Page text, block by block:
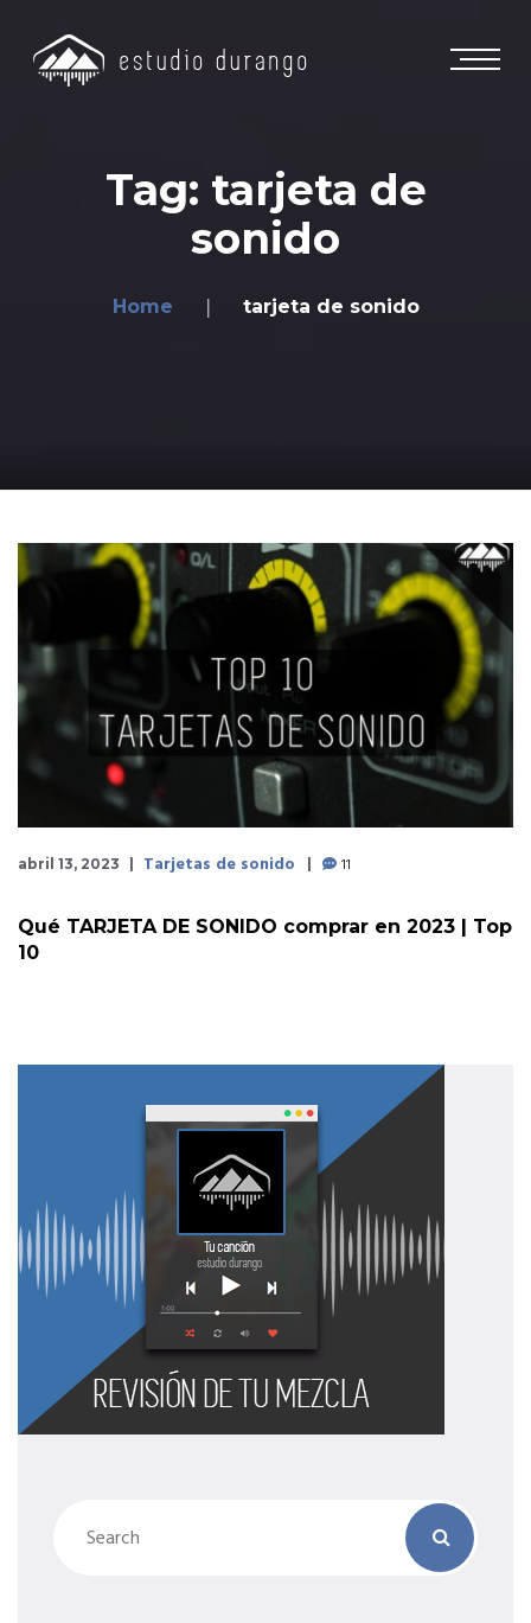
Tag: tarjeta de
sonido
Home tarjeta de sonido
abril 13, 2023 Tarjetas de sonido 11
Qué TARJETA DE SONIDO comprar en 2023 | Top
10